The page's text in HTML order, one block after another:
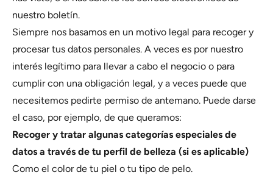
nuestro boletín.
Siempre nos basamos en un motivo legal para recoger y
procesar tus datos personales. A veces es por nuestro
interés legítimo para llevar a cabo el negocio o para
cumplir con una obligación legal, y a veces puede que
necesitemos pedirte permiso de antemano. Puede darse
el caso, por ejemplo, de que queramos:
Recoger y tratar algunas categorías especiales de
datos a través de tu perfil de belleza (si es aplicable)
Como el color de tu piel o tu tipo de pelo.